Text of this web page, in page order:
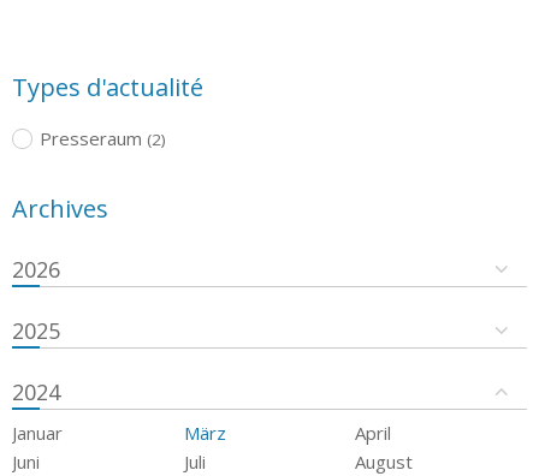
Types d'actualité
Presseraum (2)
Archives
2026
2025
2024
Januar März
April
Juni
Juli
August